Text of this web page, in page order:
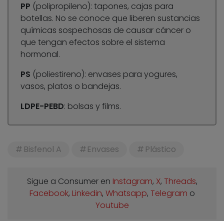
PP (polipropileno): tapones, cajas para
botellas. No se conoce que liberen sustancias
químicas sospechosas de causar cáncer o
que tengan efectos sobre el sistema
hormonal.
PS (poliestireno): envases para yogures,
vasos, platos o bandejas.
LDPE-PEBD: bolsas y films.
Bisfenol A Envases Plástico
Sigue a Consumer en Instagram, X, Threads,
Facebook, Linkedin, Whatsapp, Telegram o
Youtube